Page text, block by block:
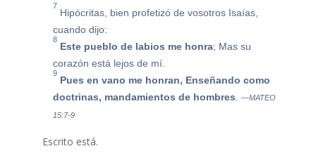
7
Hipócritas, bien profetizó de vosotros Isaías,
cuando dijo:
8
Este pueblo de labios me honra; Mas su
corazón está lejos de mí.
9
Pues en vano me honran, Enseñando como
doctrinas, mandamientos de hombres
—MATEO
15:7-9
Escrito está.